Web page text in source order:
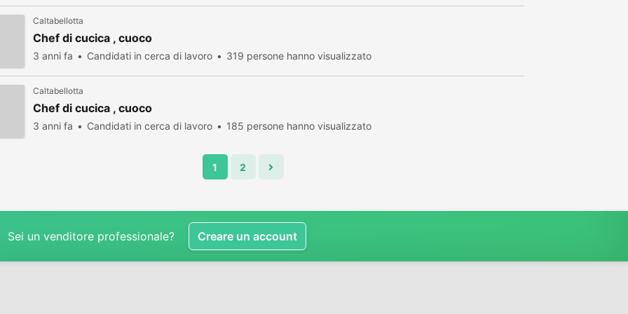
Caltabellotta
Chef di cucica , cuoco
3 anni fa Candidati in cerca di lavoro 319 persone hanno visualizzato
Caltabellotta
Chef di cucica , cuoco
3 anni fa Candidati in cerca di lavoro 185 persone hanno visualizzato
1 2
Sei un venditore professionale? Creare un account